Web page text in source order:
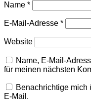
Name *
E-Mail-Adresse *
Website
Name, E-Mail-
für meinen nächsten
Benachrichtige mich
E-Mail.